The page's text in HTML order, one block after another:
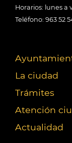
Horarios: lunes a
Teléfono: 963 52
La ciudad
Trámites
Atención
Actualidad